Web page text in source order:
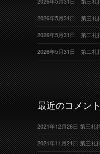
2026年5月31日 第三
2026年5月31日 第二
2026年5月31日 第二
最近のコメン
2021年12月26日 第三礼
2021年11月21日 第三礼